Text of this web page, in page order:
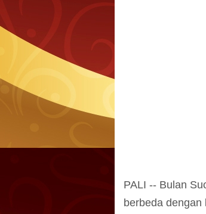
PALI -- Bulan
berbeda